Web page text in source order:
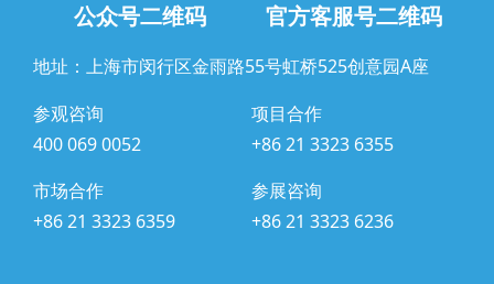
公众号二维码 官方客服号二维码
地址：上海市闵行区金雨路55号虹桥525创意园A座
参观咨询
400 069 0052
项目合作
+86 21 3323 6355
市场合作
+86 21 3323 6359
参展咨询
+86 21 3323 6236